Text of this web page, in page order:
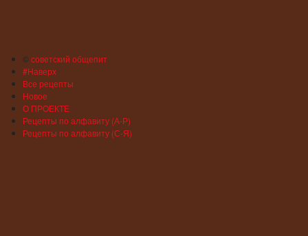
©советский общепит
#Наверх
Все рецепты
Новое
О ПРОЕКТЕ
Рецепты по алфавиту (А-Р)
Рецепты по алфавиту (С-Я)